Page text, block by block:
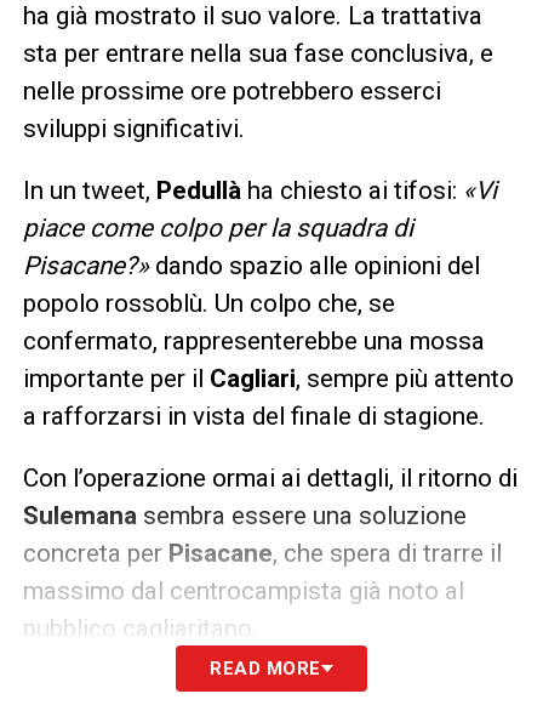
ha già mostrato il suo valore. La trattativa
sta per entrare nella sua fase conclusiva, e
nelle prossime ore potrebbero esserci
sviluppi significativi.
In un tweet, Pedullàha chiesto ai tifosi: «Vi
piace come colpo per la squadra di
Pisacane?»dando spazio alle opinioni del
popolo rossoblù. Un colpo che, se
confermato, rappresenterebbe una mossa
importante per il Cagliari, sempre più attento
a rafforzarsi in vista del finale di stagione.
Con l’operazione ormai ai dettagli, il ritorno di
Sulemanasembra essere una soluzione
concreta per Pisacane, che spera di trarre il
massimo dal centrocampista già noto al
pubblico cagliaritano.
LEGGI ANCHE:Futuro Luvumbo: Sassuolo e
READ MORE